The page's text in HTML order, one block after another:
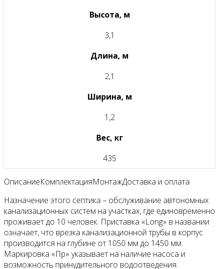
Высота, м
3,1
Длина, м
2,1
Ширина, м
1,2
Вес, кг
435
ОписаниеКомплектацияМонтажДоставка и оплата
Назначение этого септика – обслуживание автономных
канализационных систем на участках, где единовременно
проживает до 10 человек. Приставка «Long» в названии
означает, что врезка канализационной трубы в корпус
производится на глубине от 1050 мм до 1450 мм.
Маркировка «Пр» указывает на наличие насоса и
возможность принудительного водоотведения.